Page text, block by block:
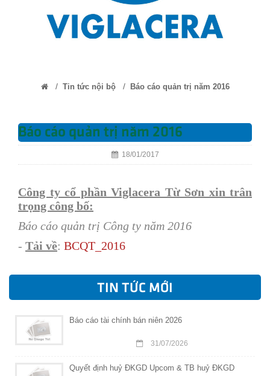
/ Tin tức nội bộ/ Báo cáo quản trị năm 2016
Báo cáo quản trị năm 2016
18/01/2017
Công ty cổ phần Viglacera Từ Sơn xin trân
trọng công bố:
Báo cáo quản trị Công ty năm 2016
- Tải về: BCQT_2016
TIN TỨC MỚI
Báo cáo tài chính bán niên 2026
31/07/2026
Quyết định huỷ ĐKGD Upcom & TB huỷ ĐKGD